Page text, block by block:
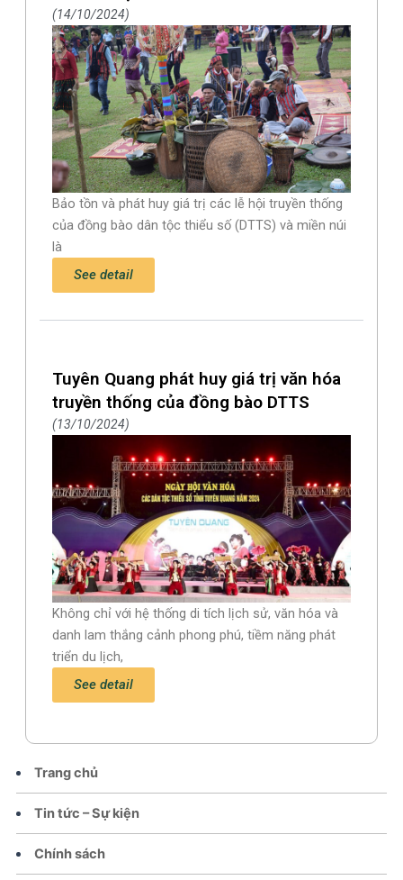
Trang chủ
Tin tức – Sự kiện
Chính sách
14/10/2024
Bảo tồn và phát huy giá trị các lễ hội truyền thống
của đồng bào dân tộc thiểu số (DTTS) và miền núi
là
See detail
Tuyên Quang phát huy giá trị văn hóa
truyền thống của đồng bào DTTS
13/10/2024
Không chỉ với hệ thống di tích lịch sử, văn hóa và
danh lam thắng cảnh phong phú, tiềm năng phát
triển du lịch,
See detail